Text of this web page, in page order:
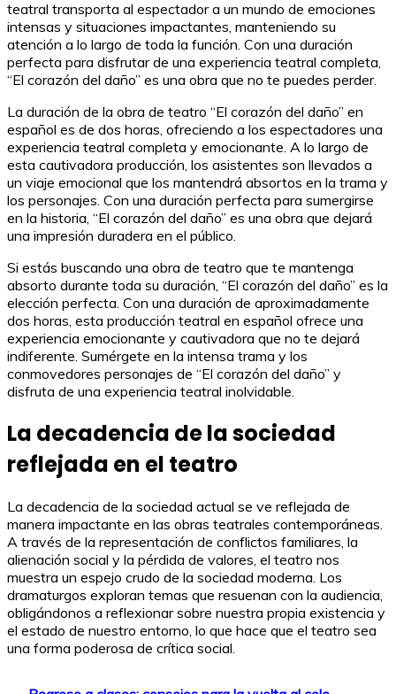
teatral transporta al espectador a un mundo de emociones
intensas y situaciones impactantes, manteniendo su
atención a lo largo de toda la función. Con una duración
perfecta para disfrutar de una experiencia teatral completa,
“El corazón del daño” es una obra que no te puedes perder.
La duración de la obra de teatro “El corazón del daño” en
español es de dos horas, ofreciendo a los espectadores una
experiencia teatral completa y emocionante. A lo largo de
esta cautivadora producción, los asistentes son llevados a
un viaje emocional que los mantendrá absortos en la trama y
los personajes. Con una duración perfecta para sumergirse
en la historia, “El corazón del daño” es una obra que dejará
una impresión duradera en el público.
Si estás buscando una obra de teatro que te mantenga
absorto durante toda su duración, “El corazón del daño” es la
elección perfecta. Con una duración de aproximadamente
dos horas, esta producción teatral en español ofrece una
experiencia emocionante y cautivadora que no te dejará
indiferente. Sumérgete en la intensa trama y los
conmovedores personajes de “El corazón del daño” y
disfruta de una experiencia teatral inolvidable.
La decadencia de la sociedad
reflejada en el teatro
La decadencia de la sociedad actual se ve reflejada de
manera impactante en las obras teatrales contemporáneas.
A través de la representación de conflictos familiares, la
alienación social y la pérdida de valores, el teatro nos
muestra un espejo crudo de la sociedad moderna. Los
dramaturgos exploran temas que resuenan con la audiencia,
obligándonos a reflexionar sobre nuestra propia existencia y
el estado de nuestro entorno, lo que hace que el teatro sea
una forma poderosa de crítica social.